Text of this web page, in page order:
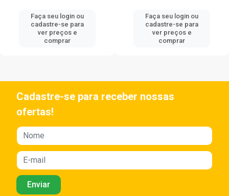
Faça seu login ou
cadastre-se para
ver preços e
comprar
Faça seu login ou
cadastre-se para
ver preços e
comprar
Cadastre-se para receber nossas
ofertas!